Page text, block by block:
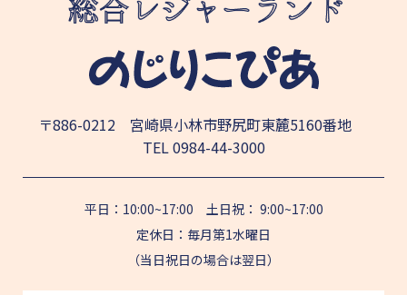
〒886-0212 宮崎県小林市野尻町東麓5160番地
TEL0984-44-3000
平日：10:00~17:00 土日祝： 9:00~17:00
定休日：毎月第1水曜日
（当日祝日の場合は翌日）